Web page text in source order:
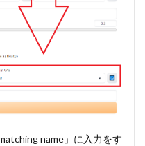
name」に入力をす